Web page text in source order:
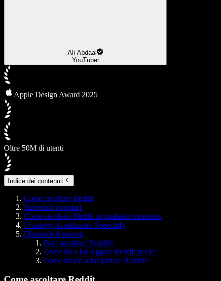
Ali Abdaal
YouTuber
Apple Design Award 2025
Oltre 50M di utenti
Indice dei contenuti
Come ascoltare Reddit
Subreddit popolari
Come ascoltare Reddit in qualsiasi momento
I vantaggi di utilizzare Speechify
Domande frequenti
Puoi ascoltare Reddit?
Come fai a far leggere Reddit per te?
Come faccio a far parlare Reddit?